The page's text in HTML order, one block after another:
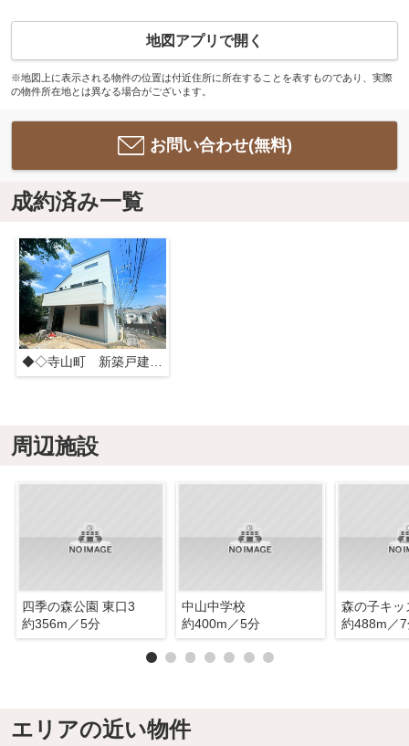
地図アプリで開く
※地図上に表示される物件の位置は付近住所に所在することを表すものであり、実際
の物件所在地とは異なる場合がございます。
お問い合わせ(無料)
成約済み一覧
◆◇寺山町 新築戸建て◇◆
周辺施設
四季の森公園 東口3
約356m／5分
中山中学校
約400m／5分
約488m／
エリアの近い物件